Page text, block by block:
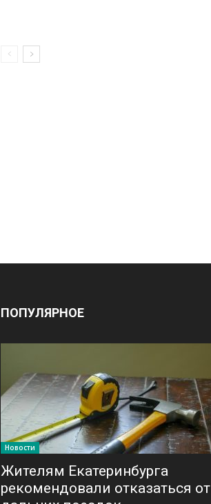
ПОПУЛЯРНОЕ
Новости
Жителям Екатеринбурга
рекомендовали отказаться от